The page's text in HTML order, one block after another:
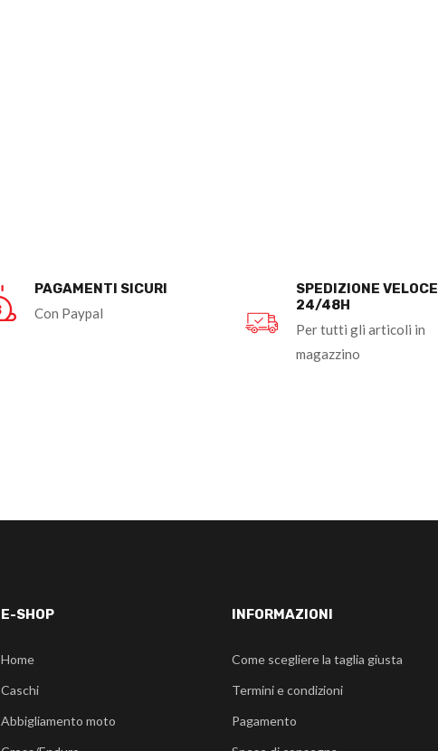
PAGAMENTI SICURI
Con Paypal
SPEDIZIONE VELOCE
24/48H
Per tutti gli articoli in
magazzino
E-SHOP
Home
Caschi
Abbigliamento moto
INFORMAZIONI
Come scegliere la taglia giusta
Termini e condizioni
Pagamento